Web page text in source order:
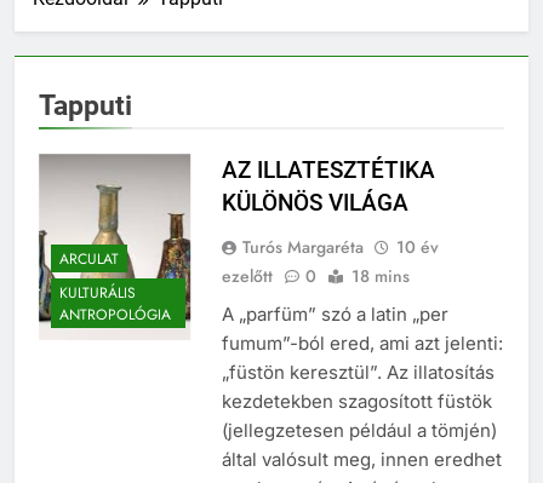
Tapputi
ARCULAT
KULTURÁLIS
ANTROPOLÓGIA
AZ ILLATESZTÉTIKA
KÜLÖNÖS VILÁGA
Turós Margaréta
10 év
ezelőtt
0 18 mins
A „parfüm” szó a latin „per
fumum”-ból ered, ami azt jelenti:
„füstön keresztül”. Az illatosítás
kezdetekben szagosított füstök
(jellegzetesen például a tömjén)
által valósult meg, innen eredhet